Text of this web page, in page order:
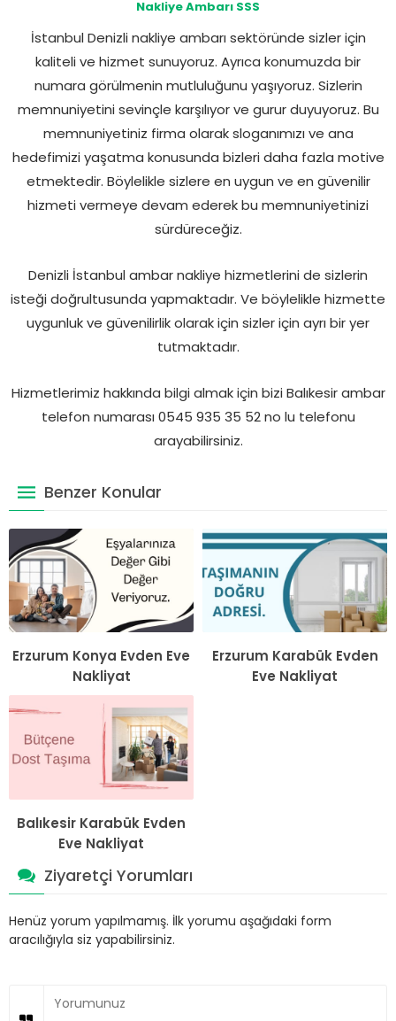
Nakliye Ambarı SSS
İstanbul Denizli nakliye ambarı sektöründe sizler için
kaliteli ve hizmet sunuyoruz. Ayrıca konumuzda bir
numara görülmenin mutluluğunu yaşıyoruz. Sizlerin
memnuniyetini sevinçle karşılıyor ve gurur duyuyoruz. Bu
memnuniyetiniz firma olarak sloganımızı ve ana
hedefimizi yaşatma konusunda bizleri daha fazla motive
etmektedir. Böylelikle sizlere en uygun ve en güvenilir
hizmeti vermeye devam ederek bu memnuniyetinizi
sürdüreceğiz.
Denizli İstanbul ambar nakliye hizmetlerini de sizlerin
isteği doğrultusunda yapmaktadır. Ve böylelikle hizmette
uygunluk ve güvenilirlik olarak için sizler için ayrı bir yer
tutmaktadır.
Hizmetlerimiz hakkında bilgi almak için bizi Balıkesir ambar
telefon numarası 0545 935 35 52 no lu telefonu
arayabilirsiniz.
Benzer Konular
Erzurum Konya Evden Eve
Nakliyat
Erzurum Karabük Evden
Eve Nakliyat
Balıkesir Karabük Evden
Eve Nakliyat
Ziyaretçi Yorumları
Henüz yorum yapılmamış. İlk yorumu aşağıdaki form
aracılığıyla siz yapabilirsiniz.